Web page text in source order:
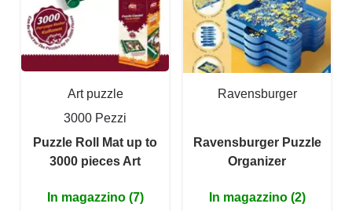
Art puzzle
3000 Pezzi
Puzzle Roll Mat up to
3000 pieces Art
In magazzino (7)
Ravensburger
Ravensburger Puzzle
Organizer
In magazzino (2)